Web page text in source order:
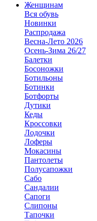
Женщинам
Вся обувь
Новинки
Распродажа
Весна-Лето 2026
Осень-Зима 26/27
Балетки
Босоножки
Ботильоны
Ботинки
Ботфорты
Дутики
Кеды
Кроссовки
Лодочки
Лоферы
Мокасины
Пантолеты
Полусапожки
Сабо
Сандалии
Сапоги
Слипоны
Тапочки